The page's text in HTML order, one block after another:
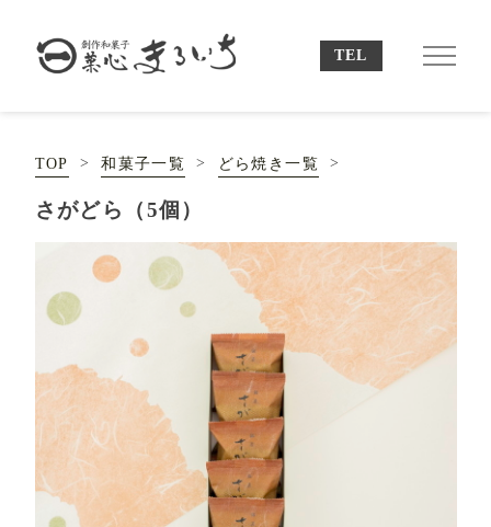
TOP 和菓子一覧 どら焼き一覧
さがどら（5個）